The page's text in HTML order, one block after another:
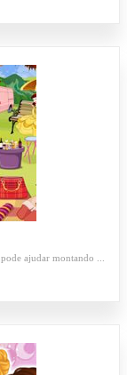
ajudar montando ...